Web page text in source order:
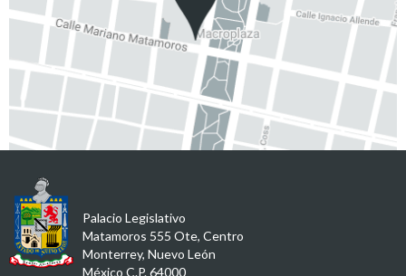
Palacio Legislativo
Matamoros 555 Ote, Centro
Monterrey, Nuevo León
México C.P. 64000